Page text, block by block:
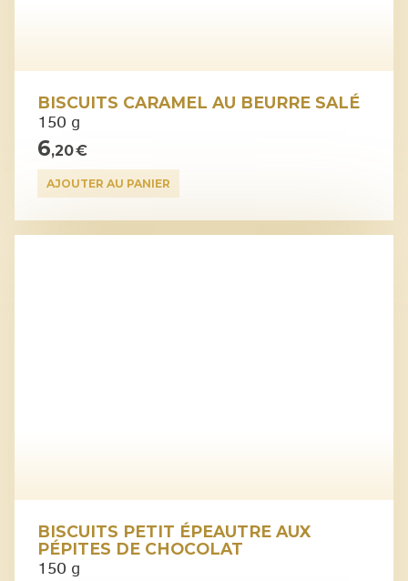
BISCUITS CARAMEL AU BEURRE SALÉ
150 g
6,20 €
AJOUTER AU PANIER
BISCUITS PETIT ÉPEAUTRE AUX
PÉPITES DE CHOCOLAT
150 g